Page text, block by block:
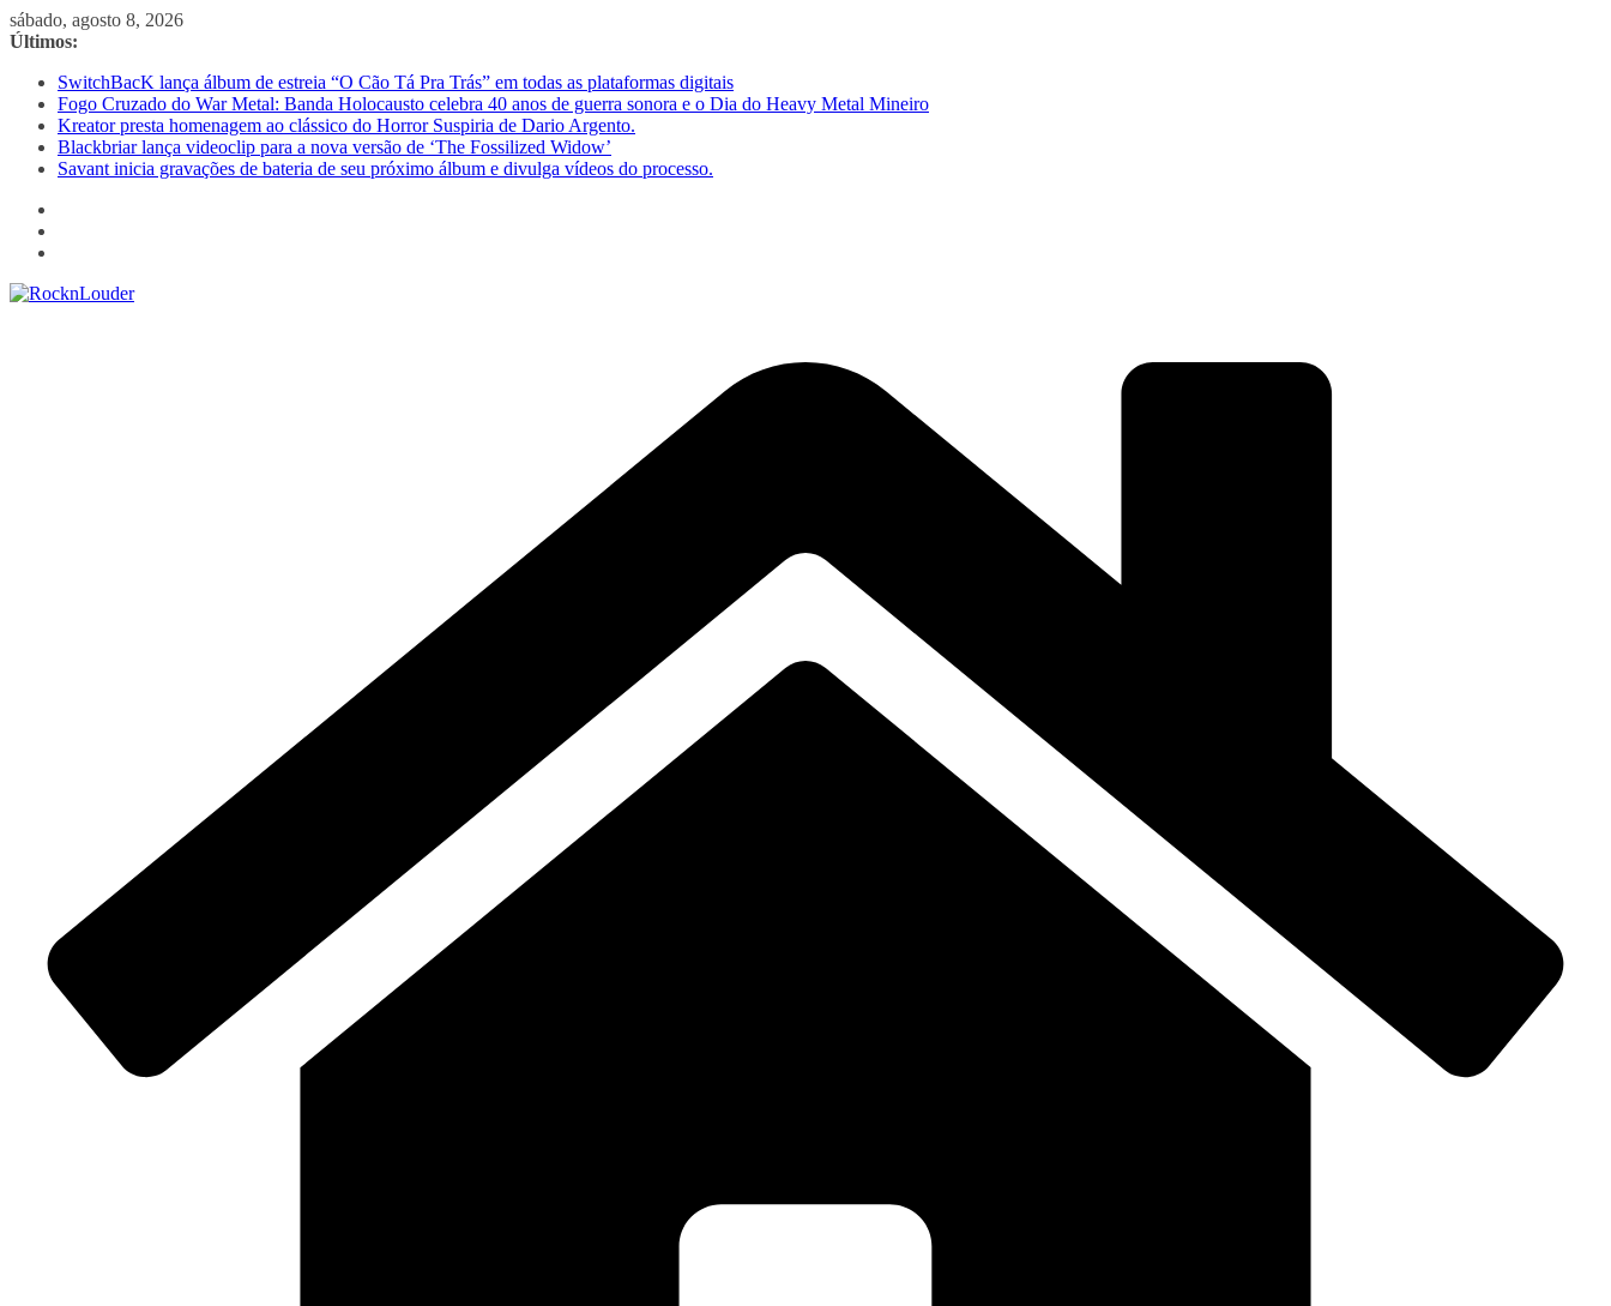
Pular
para
conteúdo
sábado, agosto 8, 2026
Últimos:
SwitchBacK lança álbum de estreia “O Cão Tá Pra Trás” em todas as plataformas digitais
Fogo Cruzado do War Metal: Banda Holocausto celebra 40 anos de guerra sonora e o Dia do Heavy Metal Mineiro
Kreator presta homenagem ao clássico do Horror Suspiria de Dario Argento.
Blackbriar lança videoclip para a nova versão de ‘The Fossilized Widow’
Savant inicia gravações de bateria de seu próximo álbum e divulga vídeos do processo.